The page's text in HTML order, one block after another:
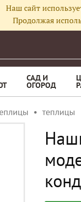
Наш сайт
Продолжая
САД И
ОГОРОД
теплицы